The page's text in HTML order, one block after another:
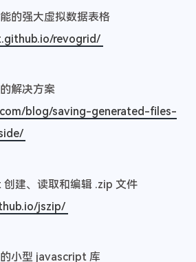
的强大虚拟数据表格
revogrid/
解决方案
blog/saving-generated-files-
建、读取和编辑 .zip 文件
jszip/
小型 javascript 库